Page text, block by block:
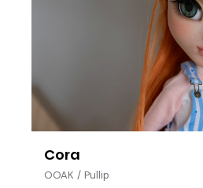
Cora
OOAK / Pullip